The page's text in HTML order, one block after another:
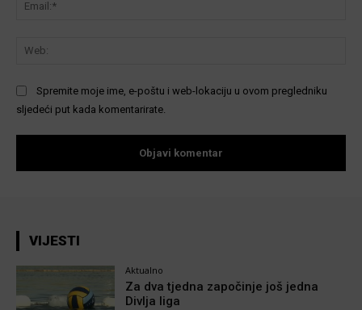
Spremite moje ime, e-poštu i web-lokaciju u ovom pregledniku
sljedeći put kada komentarirate.
VIJESTI
Aktualno
Za dva tjedna započinje još jedna
Divlja liga